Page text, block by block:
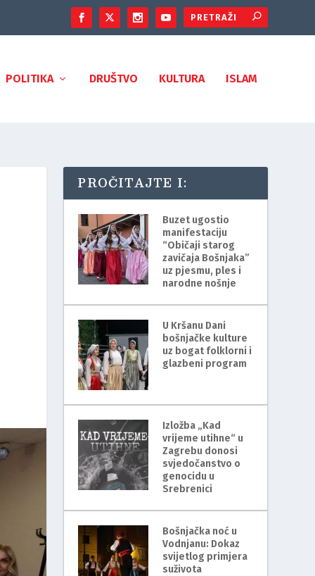
POLITIKA DRUŠTVO KULTURA ISLAM
PROČITAJTE I:
Buzet ugostio
manifestaciju
“Običaji starog
zavičaja Bošnjaka”
uz pjesmu, ples i
narodne nošnje
U Kršanu Dani
bošnjačke kulture
uz bogat folklorni i
glazbeni program
Izložba „Kad
vrijeme utihne“ u
Zagrebu donosi
svjedočanstvo o
genocidu u
Srebrenici
Bošnjačka noć u
Vodnjanu: Dokaz
svijetlog primjera
suživota